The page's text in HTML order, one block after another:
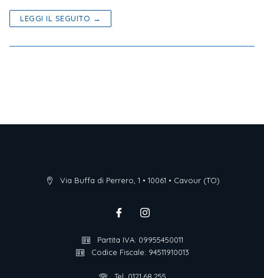
LEGGI IL SEGUITO →
Via Buffa di Perrero, 1 • 10061 • Cavour (TO)
Partita IVA: 09955450011
Codice Fiscale: 94511910013